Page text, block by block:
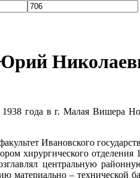
1938 года в г. Малая Вишера
Ивановского
хирургического
центральную
материально – технической